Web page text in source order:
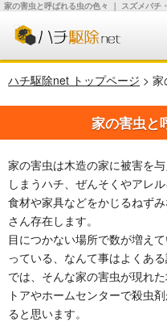
家の害虫と呼ばれる虫の色々 ｜ スズメバチ
ハチ駆除net トップページ >
家の害虫と
家の害虫は木造の家に被害を
しまうハチ、ぜんそくやアレ
食材や家具などをかじるねず
さん存在します。
目につかない場所で数が増え
っている、なんて事はよくある
では、そんな家の害虫が現れ
トアやホームセンターで殺虫
ると思います。